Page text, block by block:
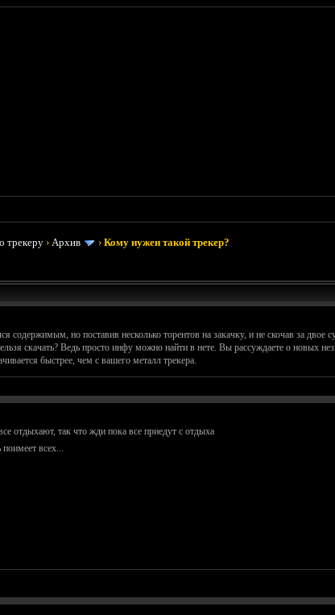
трекеру ›Архив ›Кому нужен такой трекер?
содержимым, но поставив несколько торентов на закачку, и не скочав за
скачать? Ведь просто инфу можно найти в нете. Вы рассуждаете о новых
быстрее, чем с вашего металл трекера.
отдыхают, так что жди пока все приедут с отдыха
всех...